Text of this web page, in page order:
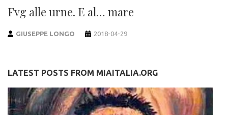
Fvg alle urne. E al… mare
GIUSEPPE LONGO 2018-04-29
LATEST POSTS FROM MIAITALIA.ORG